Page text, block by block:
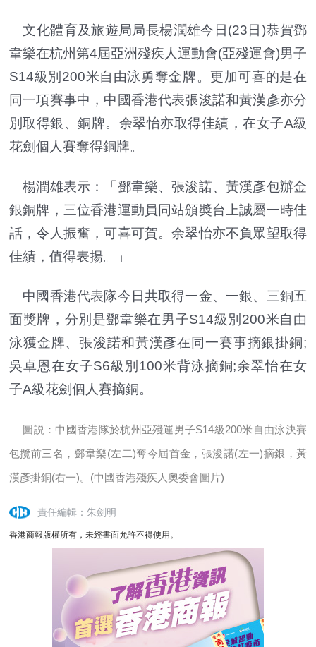
文化體育及旅遊局局長楊潤雄今日(23日)恭賀鄧
韋樂在杭州第4屆亞洲殘疾人運動會(亞殘運會)男子
S14級別200米自由泳勇奪金牌。更加可喜的是在
同一項賽事中，中國香港代表張浚諾和黃漢彥亦分
別取得銀、銅牌。余翠怡亦取得佳績，在女子A級
花劍個人賽奪得銅牌。
楊潤雄表示：「鄧韋樂、張浚諾、黃漢彥包辦金
銀銅牌，三位香港運動員同站頒奬台上誠屬一時佳
話，令人振奮，可喜可賀。余翠怡亦不負眾望取得
佳績，值得表揚。」
中國香港代表隊今日共取得一金、一銀、三銅五
面獎牌，分別是鄧韋樂在男子S14級別200米自由
泳獲金牌、張浚諾和黃漢彥在同一賽事摘銀掛銅;
吳卓恩在女子S6級別100米背泳摘銅;余翠怡在女
子A級花劍個人賽摘銅。
圖説：中國香港隊於杭州亞殘運男子S14級200米自由泳決賽
包攬前三名，鄧韋樂(左二)奪今屆首金，張浚諾(左一)摘銀，黃
漢彥掛銅(右一)。(中國香港殘疾人奧委會圖片)
責任編輯：朱劍明
香港商報版權所有，未經書面允許不得使用。